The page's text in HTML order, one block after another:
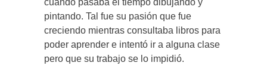
cuando pasaba el tiempo dibujando y
pintando. Tal fue su pasión que fue
creciendo mientras consultaba libros para
poder aprender e intentó ir a alguna clase
pero que su trabajo se lo impidió.